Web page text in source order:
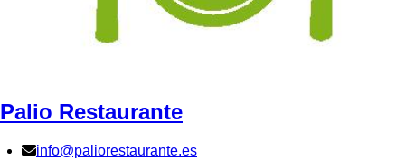
Palio Restaurante
info@paliorestaurante.es